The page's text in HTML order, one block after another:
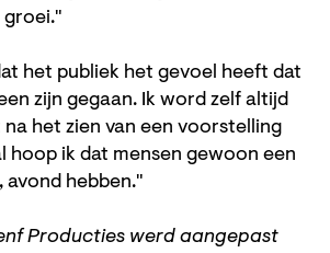
het publiek het gevoel heeft dat
zijn gegaan. Ik word zelf altijd
na het zien van een voorstelling
hoop ik dat mensen gewoon een
avond hebben."
Producties werd aangepast